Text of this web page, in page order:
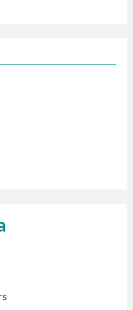
NextGenerationEU